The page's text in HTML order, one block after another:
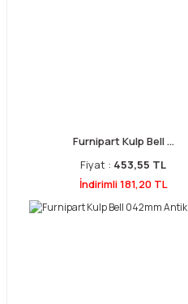
Furnipart Kulp Bell ...
Fiyat : 453,55 TL
İndirimli 181,20 TL